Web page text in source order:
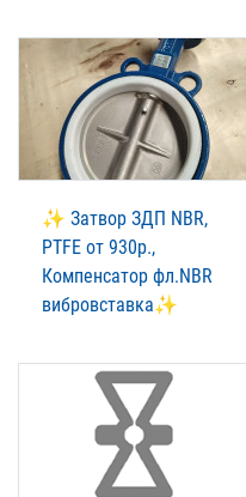
✨ Затвор ЗДП NBR,
PTFE от 930р.,
Компенсатор фл.NBR
вибровставка✨